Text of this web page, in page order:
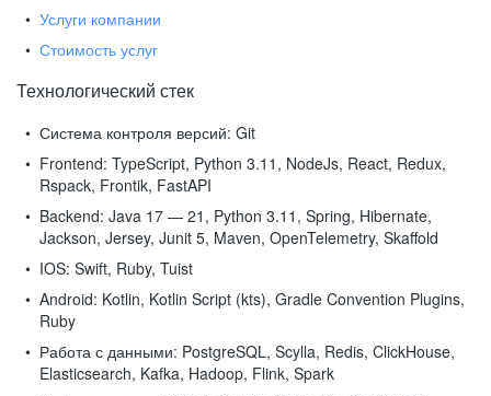
Услуги компании
Стоимость услуг
Технологический стек
Система контроля версий: Git
Frontend: TypeScript, Python 3.11, NodeJs, React, Redux,
Rspack, Frontik, FastAPI
Backend: Java 17 — 21, Python 3.11, Spring, Hibernate,
Jackson, Jersey, Junit 5, Maven, OpenTelemetry, Skaffold
IOS: Swift, Ruby, Tuist
Android: Kotlin, Kotlin Script (kts), Gradle Convention Plugins,
Ruby
Работа с данными: PostgreSQL, Scylla, Redis, ClickHouse,
Elasticsearch, Kafka, Hadoop, Flink, Spark